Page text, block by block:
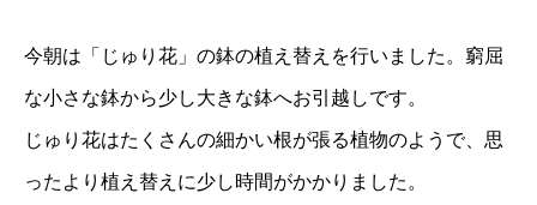
今朝は「じゅり花」の鉢の植え替えを行いました。窮屈
な小さな鉢から少し大きな鉢へお引越しです。
じゅり花はたくさんの細かい根が張る植物のようで、思
ったより植え替えに少し時間がかかりました。